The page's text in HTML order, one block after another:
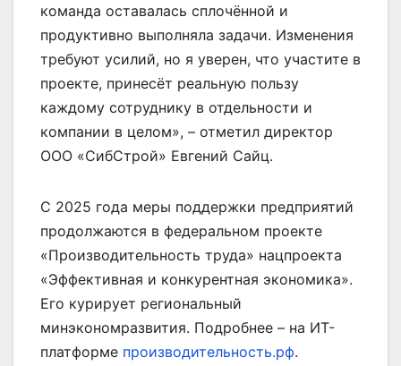
команда оставалась сплочённой и
продуктивно выполняла задачи. Изменения
требуют усилий, но я уверен, что участите в
проекте, принесёт реальную пользу
каждому сотруднику в отдельности и
компании в целом», – отметил директор
ООО «СибСтрой» Евгений Сайц.
С 2025 года меры поддержки предприятий
продолжаются в федеральном проекте
«Производительность труда» нацпроекта
«Эффективная и конкурентная экономика».
Его курирует региональный
минэкономразвития. Подробнее – на ИТ-
платформе производительность.рф.